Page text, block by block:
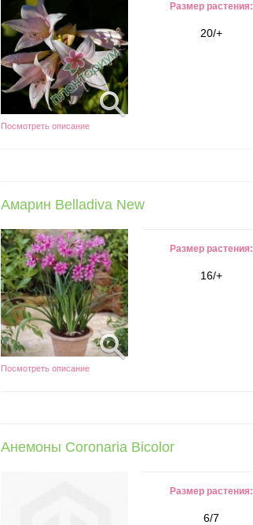
Посмотреть описание
Размер растения:
20/+
Амарин Belladiva New
Посмотреть описание
Размер растения:
16/+
Анемоны Coronaria Bicolor
Размер растения:
6/7